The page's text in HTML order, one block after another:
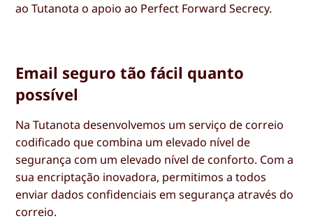
ao Tutanota o apoio ao Perfect Forward Secrecy.
Email seguro tão fácil quanto
possível
Na Tutanota desenvolvemos um serviço de correio
codificado que combina um elevado nível de
segurança com um elevado nível de conforto. Com a
sua encriptação inovadora, permitimos a todos
enviar dados confidenciais em segurança através do
correio.